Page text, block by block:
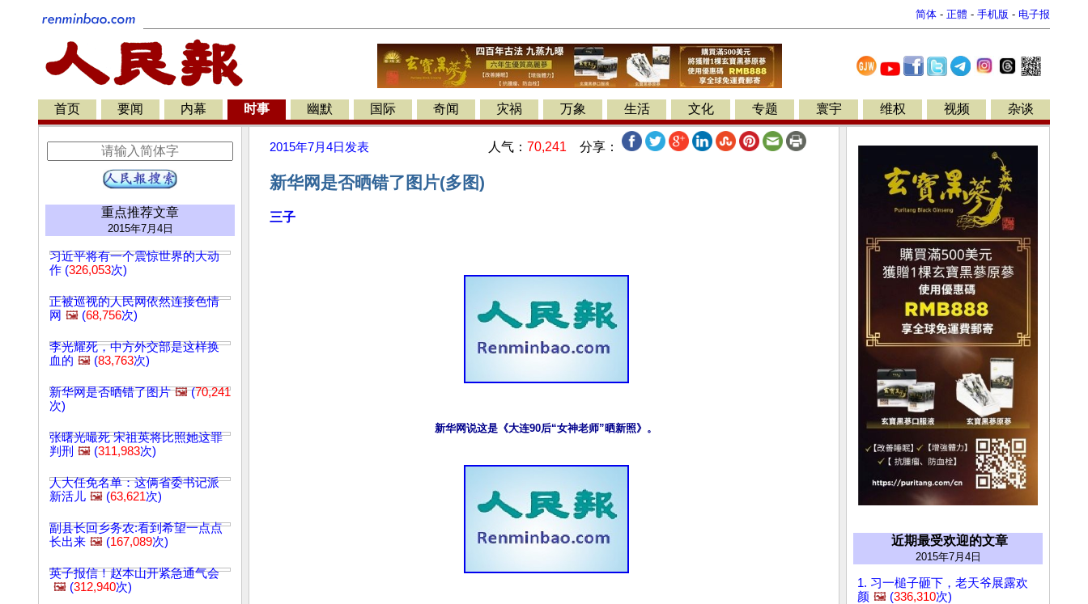
简体 - 正體 - 手机版 - 电子报
首页 要闻 内幕 时事 幽默 国际 奇闻 灾祸 万象 生活 文化 专题 寰宇 维权 视频 杂谈
重点推荐文章
2015年7月4日
习近平将有一个震惊世界的大动
作 (326,053次)
正被巡视的人民网依然连接色情
网 🖼️ (68,756次)
李光耀死，中方外交部是这样换
血的 🖼️ (83,763次)
新华网是否晒错了图片 🖼️(70,241
次)
张曙光嘬死 宋祖英将比照她这罪
判刑 🖼️ (311,983次)
人大任免名单：这俩省委书记派
新活儿 🖼️ (63,621次)
副县长回乡务农:看到希望一点点
长出来 🖼️ (167,089次)
英子报信！赵本山开紧急通气会
🖼️ (312,940次)
2015年7月4日 发表 人气： 70,241 分享：
新华网是否晒错了图片(多图)
三子
新华网说这是《大连90后“女神老师”晒新照》。
近期最受欢迎的文章
2015年7月4日
1. 习一槌子砸下，老天爷展露欢
颜 🖼️ (336,310次)